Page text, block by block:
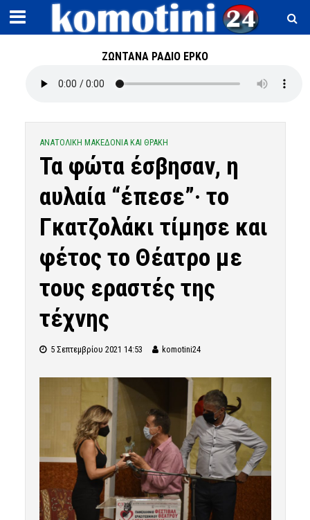
ΖΩΝΤΑΝΑ ΡΑΔΙΟ ΕΡΚΟ
ΑΝΑΤΟΛΙΚΗ ΜΑΚΕΔΟΝΙΑ ΚΑΙ ΘΡΑΚΗ
Τα φώτα έσβησαν, η
αυλαία “έπεσε”· το
Γκατζολάκι τίμησε και
φέτος το Θέατρο με
τους εραστές της
τέχνης
5 Σεπτεμβρίου 2021 14:53 komotini24